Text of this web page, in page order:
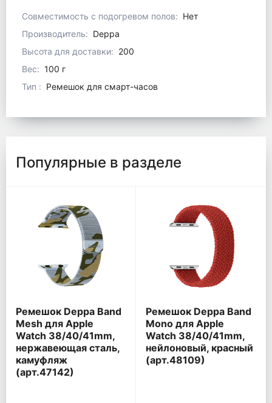
Совместимость с подогревом полов: Нет
Производитель: Deppa
Высота для доставки: 200
Вес: 100 г
Тип : Ремешок для смарт-часов
Популярные в разделе
Ремешок Deppa Band
Mesh для Apple
Watch 38/40/41mm,
нержавеющая сталь,
камуфляж
(арт.47142)
Ремешок Deppa Band
Mono для Apple
Watch 38/40/41mm,
нейлоновый, красный
(арт.48109)